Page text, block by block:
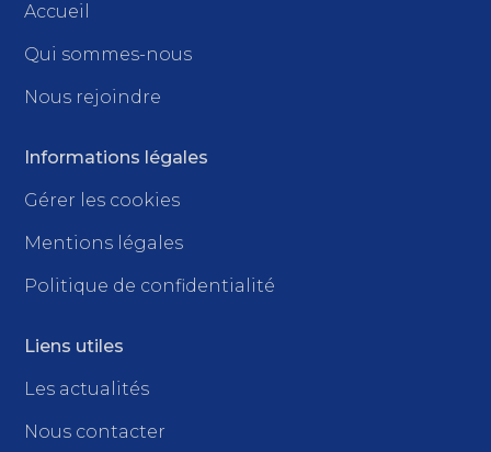
Accueil
Qui sommes-nous
Nous rejoindre
Informations légales
Gérer les cookies
Mentions légales
Politique de confidentialité
Liens utiles
Les actualités
Nous contacter